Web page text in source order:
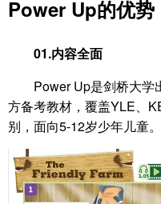
Power Up的优势
01.内容全面
Power Up是剑桥大学
方备考教材，覆盖YLE、
别，面向5-12岁少年儿童。